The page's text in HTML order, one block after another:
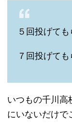
５回投げても
７回投げても
いつもの千川高
にいないだけで